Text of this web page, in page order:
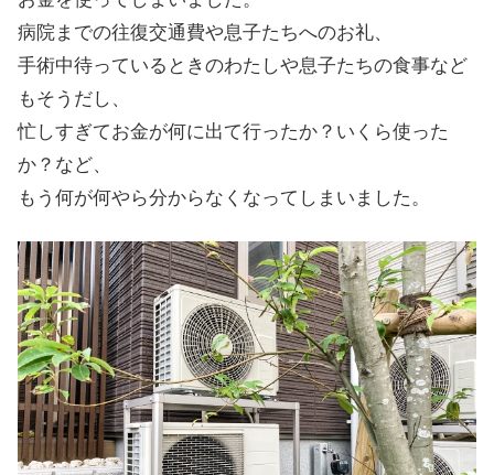
病院までの往復交通費や息子たちへのお礼、
手術中待っているときのわたしや息子たちの食事など
もそうだし、
忙しすぎてお金が何に出て行ったか？いくら使った
か？など、
もう何が何やら分からなくなってしまいました。